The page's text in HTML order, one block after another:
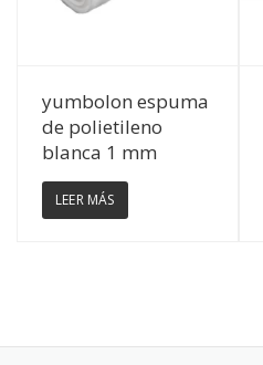
Ver Detalles
yumbolon espuma
de polietileno
blanca 1 mm
LEER MÁS